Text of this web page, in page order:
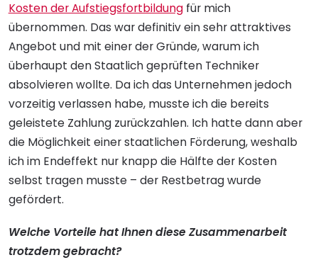
Kosten der Aufstiegsfortbildungfür mich
übernommen. Das war definitiv ein sehr attraktives
Angebot und mit einer der Gründe, warum ich
überhaupt den Staatlich geprüften Techniker
absolvieren wollte. Da ich das Unternehmen jedoch
vorzeitig verlassen habe, musste ich die bereits
geleistete Zahlung zurückzahlen. Ich hatte dann aber
die Möglichkeit einer staatlichen Förderung, weshalb
ich im Endeffekt nur knapp die Hälfte der Kosten
selbst tragen musste – der Restbetrag wurde
gefördert.
Welche Vorteile hat Ihnen diese Zusammenarbeit
trotzdem gebracht?